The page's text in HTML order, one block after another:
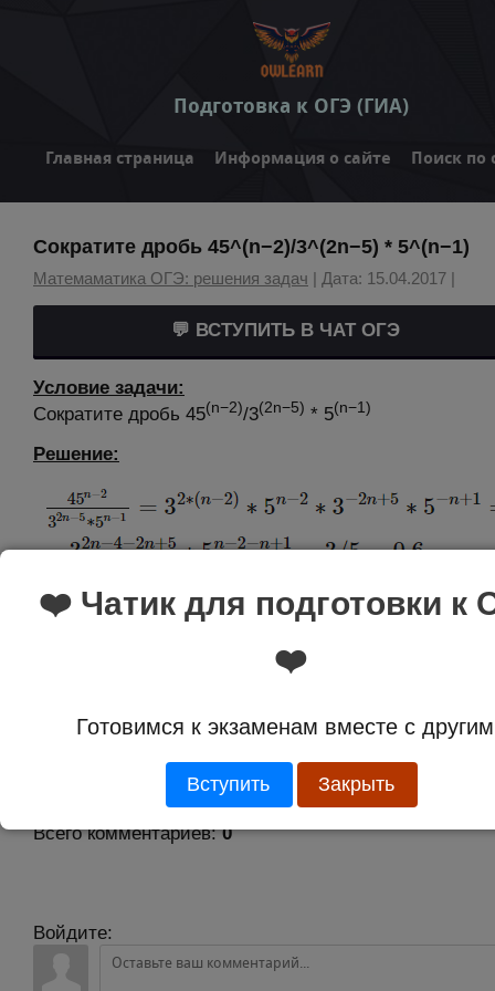
Подготовка к ОГЭ (ГИА)
Главная страница Информация о сайте Поиск по
Сократите дробь 45^(n−2)/3^(2n−5) * 5^(n−1)
Матемаматика ОГЭ: решения задач | Дата: 15.04.2017 |
💬 ВСТУПИТЬ В ЧАТ ОГЭ
Условие задачи:
Сократите дробь 45(n−2)/3(2n−5) * 5(n−1)
Решение:
Ответ:0.6
❤️ Чатик для подготовки к
❤️
Готовимся к экзаменам вместе с
Вступить Закрыть
Комментарии
Всего комментариев:0
Войдите: